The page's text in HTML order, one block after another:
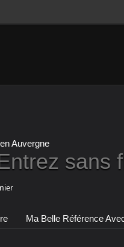
sans
Ma Belle Référence